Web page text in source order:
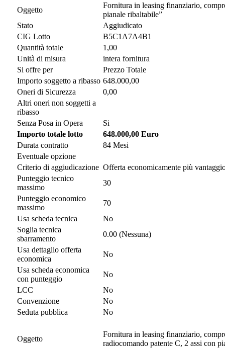
Oggetto
Fornitura in leasing finanziario,
pianale ribaltabile”
Stato
Aggiudicato
CIG Lotto
B5C1A7A4B1
Quantità totale
1,00
Unità di misura
intera fornitura
Si offre per
Prezzo Totale
Importo soggetto a ribasso 648.000,00
Oneri di Sicurezza
0,00
Altri oneri non soggetti a
ribasso
Senza Posa in Opera
Si
Importo totale lotto
648.000,00 Euro
Durata contratto
84 Mesi
Eventuale opzione
Criterio di aggiudicazione Offerta economicamente più
Punteggio tecnico
massimo
30
Punteggio economico
massimo
70
Usa scheda tecnica
No
Soglia tecnica
sbarramento
0.00 (Nessuna)
Usa dettaglio offerta
economica
No
Usa scheda economica
con punteggio
No
LCC
No
Convenzione
No
Seduta pubblica
No
Oggetto
Fornitura in leasing finanziario,
radiocomando patente C, 2 assi con